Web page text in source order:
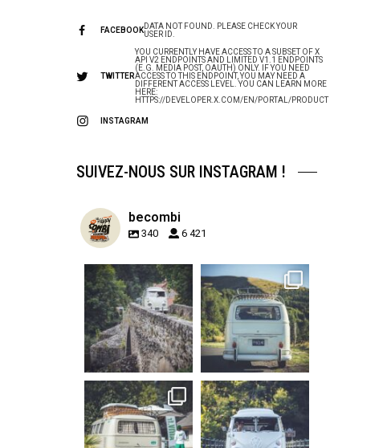
FACEBOOKDATA NOT FOUND. PLEASE CHECK YOUR
USER ID.
TWITTER
YOU CURRENTLY HAVE ACCESS TO A SUBSET OF X
API V2 ENDPOINTS AND LIMITED V1.1 ENDPOINTS
(E.G. MEDIA POST, OAUTH) ONLY. IF YOU NEED
ACCESS TO THIS ENDPOINT, YOU MAY NEED A
DIFFERENT ACCESS LEVEL. YOU CAN LEARN MORE
HERE:
HTTPS://DEVELOPER.X.COM/EN/PORTAL/PRODUCT
INSTAGRAM
SUIVEZ-NOUS SUR INSTAGRAM !
becombi
340 6 421
becombi
Sep 15
219
3
becombi
Sep 12
216
3
becombi becombi